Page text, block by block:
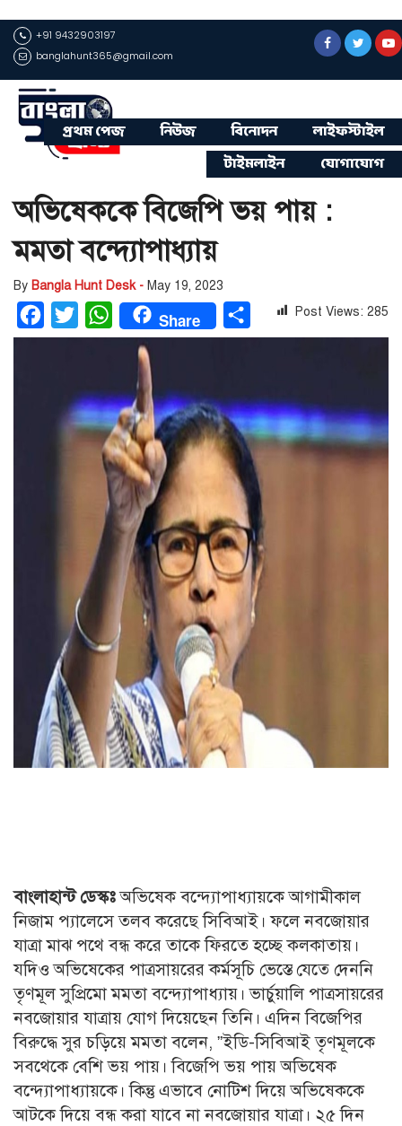
+91 9432903197
banglahunt365@gmail.com
প্রথম পেজ নিউজ বিনোদন
লাইফস্টাইল
টাইমলাইন
যোগাযোগ
অভিষেককে বিজেপি ভয় পায় :
মমতা বন্দ্যোপাধ্যায়
By Bangla Hunt Desk - May 19, 2023
Facebook
Twitter WhatsAppShare Share Post Views: 285
বাংলাহান্ট ডেস্কঃঅভিষেক বন্দ্যোপাধ্যায়কে আগামীকাল
নিজাম প্যালেসে তলব করেছে সিবিআই। ফলে নবজোয়ার
যাত্রা মাঝ পথে বন্ধ করে তাকে ফিরতে হচ্ছে কলকাতায়।
যদিও অভিষেকের পাত্রসায়রের কর্মসূচি ভেস্তে যেতে দেননি
তৃণমূল সুপ্রিমো মমতা বন্দ্যোপাধ্যায়। ভার্চুয়ালি পাত্রসায়রের
নবজোয়ার যাত্রায় যোগ দিয়েছেন তিনি। এদিন বিজেপির
বিরুদ্ধে সুর চড়িয়ে মমতা বলেন, ”ইডি-সিবিআই তৃণমূলকে
সবথেকে বেশি ভয় পায়। বিজেপি ভয় পায় অভিষেক
বন্দ্যোপাধ্যায়কে। কিন্তু এভাবে নোটিশ দিয়ে অভিষেককে
আটকে দিয়ে বন্ধ করা যাবে না নবজোয়ার যাত্রা। ২৫ দিন